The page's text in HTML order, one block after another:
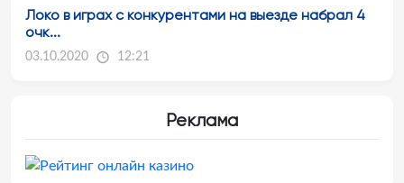
Локо в играх с конкурентами на выезде набрал 4
очк...
03.10.2020 12:21
Реклама